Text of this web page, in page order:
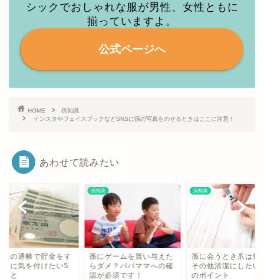
シックでおしゃれな服が男性、女性ともに
揃っていますよ。
公式ページへ
HOME
孫知識
インスタやフェイスブックなどSNSに孫の写真をのせるときはここに注意！
あわせて読みたい
ゲームを買い与えた
メ？パパママへの確
須です！
孫知識
孫に会うとき爪は短く！
その他清潔にしたい4つ
のポイント
孫知識